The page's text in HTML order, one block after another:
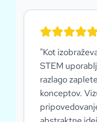
"Kot
STEM
razlago
konceptov.